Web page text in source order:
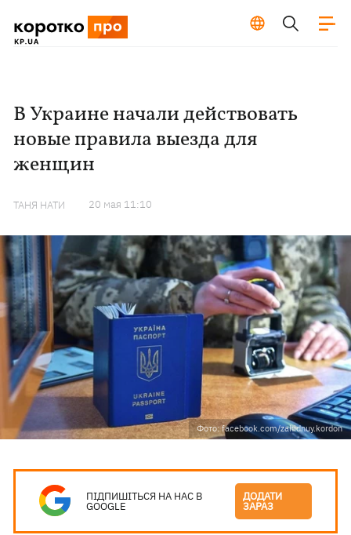
В Украине начали действовать
новые правила выезда для
женщин
ТАНЯ НАТИ 20 мая 11:10
Фото: facebook.com/zahidnuy.kordon
ПІДПИШІТЬСЯ НА НАС В
GOOGLE
ДОДАТИ
ЗАРАЗ